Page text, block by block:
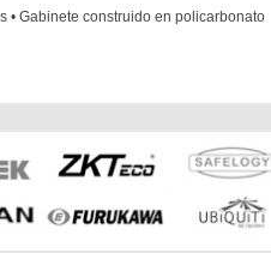
• Gabinete construido en policarbonato